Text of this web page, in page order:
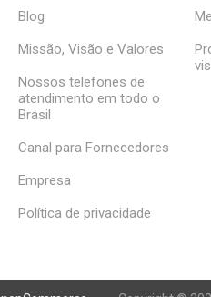
Blog
Missão, Visão e Valores
Nossos telefones de
atendimento em todo o
Brasil
Canal para Fornecedores
Empresa
Política de privacidade